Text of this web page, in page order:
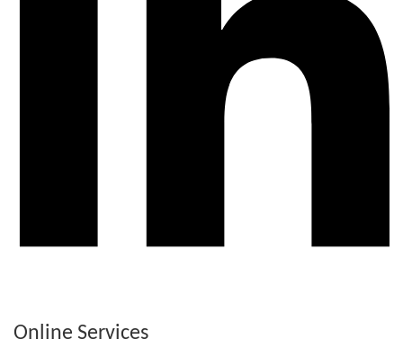
Online Services